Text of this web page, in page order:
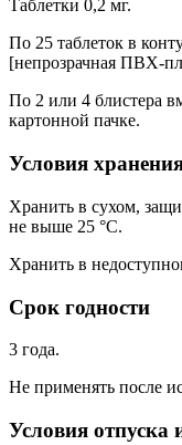
Таблетки 0,2 мг.
По 25 таблеток в
[непрозрачная ПВХ-
По 2 или 4 блистера
картонной пачке.
Условия
Хранить в сухом,
не выше 25 °C.
Хранить в
Срок годности
3 года.
Не применять после
Условия отпуска